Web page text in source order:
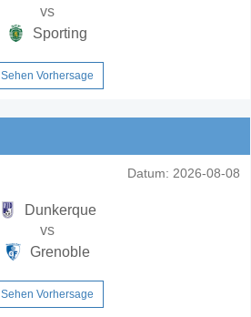
vs
Sporting
Sehen Vorhersage
Datum: 2026-08-08
Dunkerque
vs
Grenoble
Sehen Vorhersage